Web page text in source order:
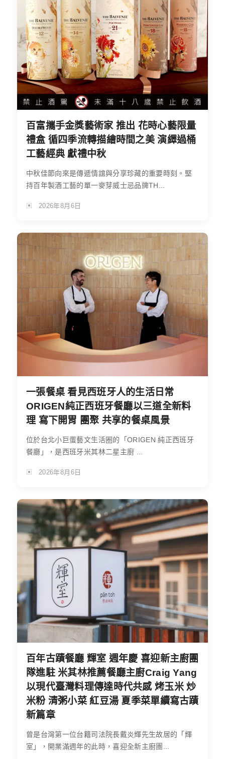
百富攜手金獎藝術家 推出 花時心藝限量
禮盒 循四季流轉描繪時間之美 演繹過桶
工藝經典 獻禮中秋
中秋佳節向來是傳遞情誼與分享珍藏的重要時刻。堅
持百年製酒工藝的單一麥芽威士忌品牌TH...
2026年8月6日
一張餐桌 看見西班牙人的生活日常
ORIGEN純正西班牙餐廳以三道全新料
理 寫下開胃 團聚 共享的餐桌風景
位於台北小巨蛋藝文生活圈的「ORIGEN 純正西班牙
餐廳」，是西班牙米其林二星主廚 ...
2026年8月6日
百年古蹟餐廳 輝室 週年慶 喜迎新主廚團
隊進駐 米其林推薦餐廳主廚Craig Yang
以現代臺灣料理傳達時代共感 烤玉米 炒
米粉 清粥小菜 紅豆湯 夏季菜單續寫古蹟
新篇章
曾是台灣第一位台籍司法院長戴炎輝先生故居的「輝
室」，開業滿週年的此時，喜迎全新主廚團...